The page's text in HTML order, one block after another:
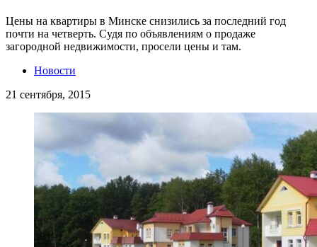
Цены на квартиры в Минске снизились за последний год
почти на четверть. Судя по объявлениям о продаже
загородной недвижимости, просели цены и там.
Новости
21 сентября, 2015